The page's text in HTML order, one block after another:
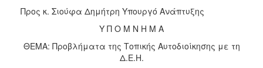
2020
2018
Προς κ. Σιούφα Δημήτρη Υπουργό Ανάπτυξης
Υ Π Ο Μ Ν Η Μ Α
ΘΕΜΑ: Προβλήματα της Τοπικής Αυτοδιοίκησης με τη
Δ.Ε.Η.